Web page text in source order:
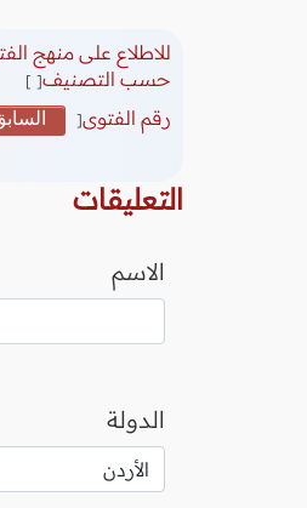
للاطلاع على منهج
حسب التصنيف[ ]
رقم الفتوى[
التعليقات
الاسم
الدولة